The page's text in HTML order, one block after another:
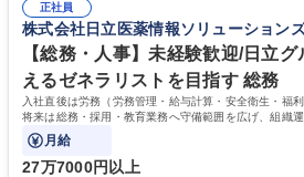
でも質問・相談できる環境が整っているため、
集職種 【森ビルG】人事・総務◆賞与5ヶ月
リモート可
務に挑戦できるため、自身の成長と組織への
きます。 残業少なめ、週1日リモート可など
ち長期活躍できる環境です。 「これまでの幅
キャリアを築きたい」という前向きな意欲と挑
歴・資格 学歴：大学院 大学 高専 短大 専修学
簿記検定1級 日商簿記検定2級 日商簿記検定3
正社員
株式会社日立医薬情報ソリューション
【総務・人事】未経験歓迎/日立
えるゼネラリストを目指す 総務
入社直後は労務（労務管理・給与計算・安全衛生・福
将来は総務・採用・教育業務へ守備範囲を広げ、組織
ます。
月給
27万7000円以上